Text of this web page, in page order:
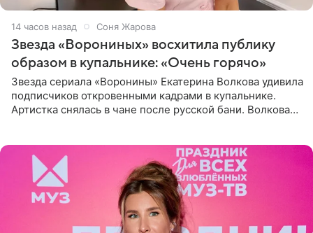
14 часов назад Соня Жарова
Звезда «Ворониных» восхитила публику
образом в купальнике: «Очень горячо»
Звезда сериала «Воронины» Екатерина Волкова удивила
подписчиков откровенными кадрами в купальнике.
Артистка снялась в чане после русской бани. Волкова